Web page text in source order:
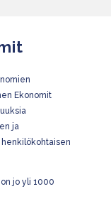
Ekonomit
ja
jo yli 1000